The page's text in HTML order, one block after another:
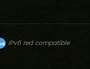
IPv6 red compatible